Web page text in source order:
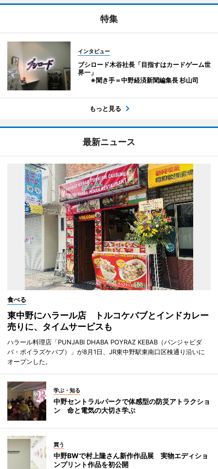
特集
インタビュー
ブシロード木谷社長「目指すはカードゲーム世
界一」
※聞き手＝中野経済新聞編集長 杉山司
もっと見る
最新ニュース
食べる
東中野にハラール店 トルコケバブとインドカレー
売りに、タイムサービスも
ハラール料理店「PUNJABI DHABA POYRAZ KEBAB（パンジャビダ
バ・ポイラズケバブ）」が8月1日、JR東中野駅東南口区検通り沿いに
オープンした。
学ぶ・知る
中野セントラルパークで体感型の防災アトラクショ
ン 命と電気の大切さ学ぶ
買う
中野BWで村上隆さん新作作品展 実物エディショ
ンプリント作品を初公開